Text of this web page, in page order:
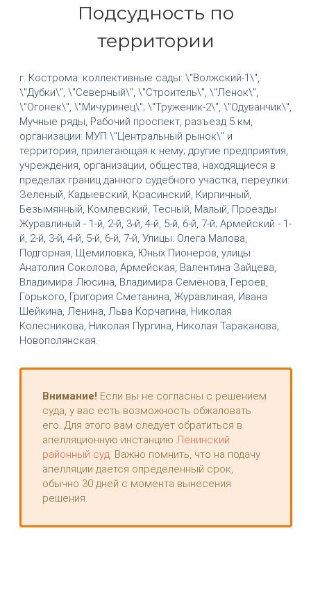
Подсудность по
территории
г. Кострома: коллективные сады: \"Волжский-1\",
\"Дубки\", \"Северный\", \"Строитель\", \"Ленок\",
\"Огонек\", \"Мичуринец\"; \"Труженик-2\", \"Одуванчик\",
Мучные ряды, Рабочий проспект, разъезд 5 км,
организации: МУП \"Центральный рынок\" и
территория, прилегающая к нему; другие предприятия,
учреждения, организации, общества, находящиеся в
пределах границ данного судебного участка, переулки:
Зеленый, Кадыевский, Красинский, Кирпичный,
Безымянный, Комлевский, Тесный, Малый, Проезды:
Журавлиный - 1-й, 2-й, 3-й, 4-й, 5-й, 6-й, 7-й; Армейский - 1-
й, 2-й, 3-й, 4-й, 5-й, 6-й, 7-й, Улицы: Олега Малова,
Подгорная, Щемиловка, Юных Пионеров, улицы.:
Анатолия Соколова, Армейская, Валентина Зайцева,
Владимира Люсина, Владимира Семёнова, Героев,
Горького, Григория Сметанина, Журавлиная, Ивана
Шейкина, Ленина, Льва Корчагина, Николая
Колесникова, Николая Пургина, Николая Тараканова,
Новополянская.
Внимание! Если вы не согласны с решением
суда, у вас есть возможность обжаловать
его. Для этого вам следует обратиться в
апелляционную инстанцию Ленинский
районный суд. Важно помнить, что на подачу
апелляции дается определенный срок,
обычно 30 дней с момента вынесения
решения.